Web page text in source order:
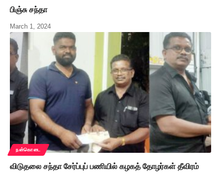
பிஞ்சு சந்தா
March 1, 2024
நன்கொடை
விடுதலை சந்தா சேர்ப்புப் பணியில் கழகத் தோழர்கள் தீவிரம்